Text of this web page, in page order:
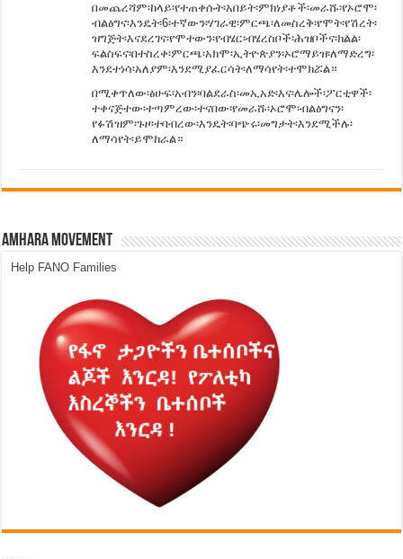
በመጨረሻም፡ከላይ፡የተጠቀሱት፡አበይት፡ምክነያቶች፡መራሹ፡የኦሮሞ፡
ብልፅግና፡እንዴት፡6፡ተኛውን፡ሃገራዊ፡ምርጫ፡ለመስረቅ፡የሞት፡የሽረት፡
ዝግጅት፡እናደረገና፡የሞተውን፡የብሄር፡ብሄረስቦች፡ሕዝቦችና፡ክልል፡
ፍልስፍና፡በተስረቀ፡ምርጫ፡አክሞ፡ኢትዮጵያን፡ኦሮማይዝ፡ለማድረግ፡
እንደተነሳ፡አለያም፡እንደሚያፈርሳት፡ለማሳየት፡ተሞክሯል።
በሚቀጥለው፡ፅሁፍ፡አብን፡ባልደራስ፡መኢአድ፡እና፡ሌሎች፡ፖርቲዋች፡
ተቀናጅተው፡ተጣምረው፡ተናበው፡የመራሹ፡ኦሮሞ፡ብልፅግናን፡
የፉሽዝም፡ጉዞ፡ተባብረው፡እንዴት፡ባጭሩ፡መግታት፡እንደሚችሉ፡
ለማሳየት፡ይሞከራል።
Amhara Movement
Help FANO Families